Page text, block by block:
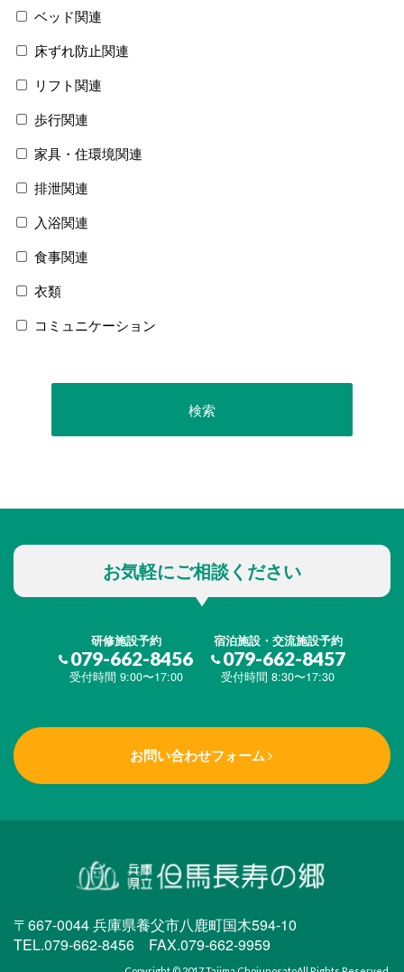
ベッド関連
床ずれ防止関連
リフト関連
歩行関連
家具・住環境関連
排泄関連
入浴関連
食事関連
衣類
コミュニケーション
お気軽にご相談ください
研修施設予約
079-662-8456
受付時間 9:00〜17:00
宿泊施設・交流施設予約
079-662-8457
受付時間 8:30〜17:30
お問い合わせフォーム
〒667-0044 兵庫県養父市八鹿町国木594-10
TEL.079-662-8456 FAX.079-662-9959